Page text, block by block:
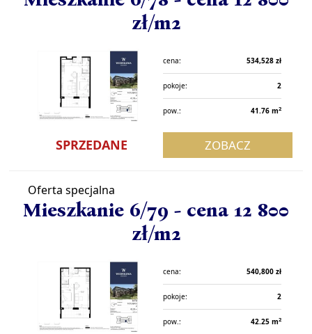
zł/m2
cena: 534,528 zł
pokoje: 2
pow.: 41.76 m2
SPRZEDANE ZOBACZ
Oferta specjalna
Mieszkanie 6/79 - cena 12 800
zł/m2
cena: 540,800 zł
pokoje: 2
pow.: 42.25 m2